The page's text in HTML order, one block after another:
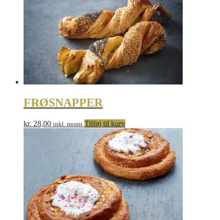
FRØSNAPPER
kr. 28,00 inkl. moms Tilføj til kurv